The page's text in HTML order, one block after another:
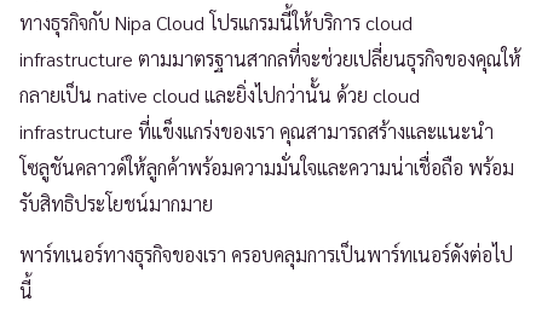
ทางธุรกิจกับ Nipa Cloud โปรแกรมนี้ให้บริการ cloud
infrastructure ตามมาตรฐานสากลที่จะช่วยเปลี่ยนธุรกิจของคุณให้
กลายเป็น native cloud และยิ่งไปกว่านั้น ด้วย cloud
infrastructure ที่แข็งแกร่งของเรา คุณสามารถสร้างและแนะนำ
โซลูชันคลาวด์ให้ลูกค้าพร้อมความมั่นใจและความน่าเชื่อถือ พร้อม
รับสิทธิประโยชน์มากมาย
พาร์ทเนอร์ทางธุรกิจของเรา ครอบคลุมการเป็นพาร์ทเนอร์ดังต่อไป
นี้